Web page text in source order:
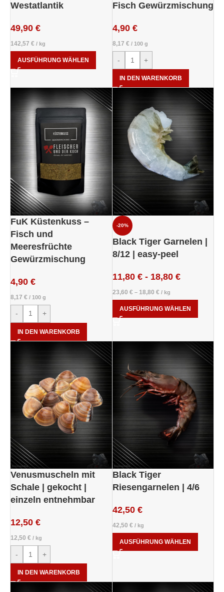
Westatlantik
49,90 €
142,57 € / kg
AUSFÜHRUNG WÄHLEN
Fisch Gewürzmischung
4,90 €
8,17 € / 100 g
- +
IN DEN WARENKORB
FuK Küstenkuss –
Fisch und
Meeresfrüchte
Gewürzmischung
4,90 €
8,17 € / 100 g
- +
IN DEN WARENKORB
-20%
Black Tiger Garnelen |
8/12 | easy-peel
11,80 €- 18,80 €
23,60 € – 18,80 € / kg
AUSFÜHRUNG WÄHLEN
Venusmuscheln mit
Schale | gekocht |
einzeln entnehmbar
12,50 €
12,50 € / kg
- +
IN DEN WARENKORB
Black Tiger
Riesengarnelen | 4/6
42,50 €
42,50 € / kg
AUSFÜHRUNG WÄHLEN